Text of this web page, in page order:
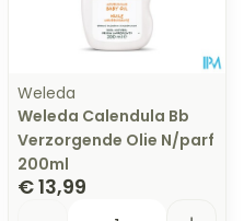
Weleda
Weleda Calendula Bb
Verzorgende Olie N/parf
200ml
€ 13,99